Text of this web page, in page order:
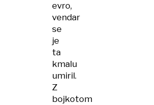
evro,
vendar
se
je
ta
kmalu
umiril.
Z
bojkotom